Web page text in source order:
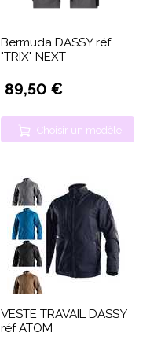
Bermuda DASSY réf
"TRIX" NEXT
89,50 €
Choisir un modèle
VESTE TRAVAIL DASSY
réf ATOM